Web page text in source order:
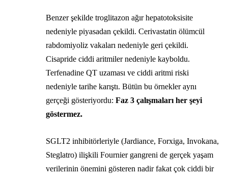
Benzer şekilde troglitazon ağır hepatotoksisite
nedeniyle piyasadan çekildi. Cerivastatin ölümcül
rabdomiyoliz vakaları nedeniyle geri çekildi.
Cisapride ciddi aritmiler nedeniyle kayboldu.
Terfenadine QT uzaması ve ciddi aritmi riski
nedeniyle tarihe karıştı. Bütün bu örnekler aynı
gerçeği gösteriyordu: Faz 3 çalışmaları her şeyi
göstermez.
SGLT2 inhibitörleriyle (Jardiance, Forxiga, Invokana,
Steglatro) ilişkili Fournier gangreni de gerçek yaşam
verilerinin önemini gösteren nadir fakat çok ciddi bir